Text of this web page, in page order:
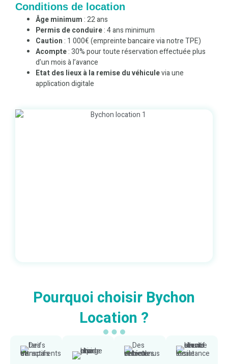
Conditions de location
Âge minimum : 22 ans
Permis de conduire: 4 ans minimum
Caution : 1 000€ (empreinte bancaire via notre TPE)
Acompte: 30% pour toute réservation effectuée plus
d’un mois à l’avance
Etat des lieux à la remise du véhiculevia une
application digitale
Pourquoi choisir Bychon
Location ?